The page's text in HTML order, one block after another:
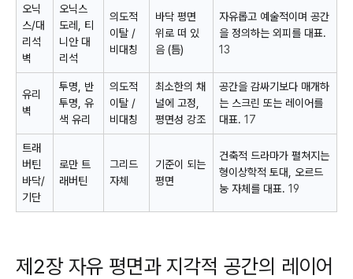
오닉
스/대
리석
벽
오닉스
도레, 티
니안 대
리석
의도적
이탈 /
비대칭
바닥 평면
위로 떠 있
음 (틈)
자유롭고 예술적이며 공간
을 정의하는 외피 를 대표.
13
유리
벽
투명, 반
투명, 유
색 유리
의도적
이탈 /
비대칭
최소한의 채
널에 고정,
평면성 강조
공간을 감싸기보다 매개하
는 스크린 또는 레이어를
대표. 17
트래
버틴
바닥/
기단
로만 트
래버틴
그리드
자체
기준이 되는
평면
건축적 드라마가 펼쳐지는
형이상학적 토대, 오르드
눙 자체를 대표. 19
제2장 자유 평면과 지각적 공간의 레이어